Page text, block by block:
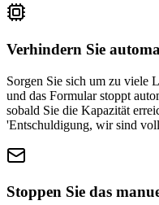
Verhindern Sie
Sorgen Sie sich um zu viele
und das Formular stoppt
sobald Sie die Kapazität
'Entschuldigung, wir sind
Stoppen Sie das